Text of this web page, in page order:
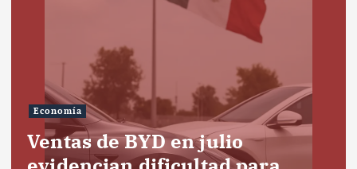
Economía
Ventas de BYD en julio